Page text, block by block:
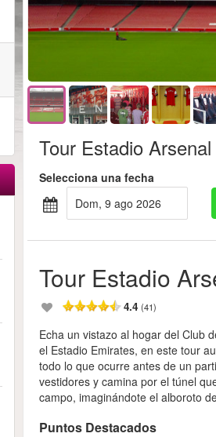
Tour Estadio
Selecciona una fecha
dom, 9 ago 2026
Tour Estadio
4.4(41)
Echa un vistazo al hogar del Club
el Estadio Emirates, en este tour
todo lo que ocurre antes de un
vestidores y camina por el túnel
campo, imaginándote el alboroto
Puntos Destacados